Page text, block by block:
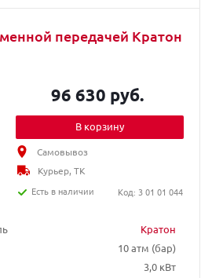
передачей Кратон
Кратон
10 атм (бар)
3,0 кВт
96 630 руб.
В корзину
Самовывоз
Курьер, ТК
Есть в наличии
Код: 3 01 01 044